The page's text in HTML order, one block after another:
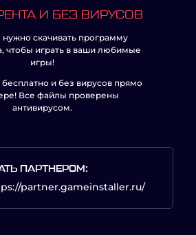
И БЕЗ ВИРУСОВ
нужно скачивать программу
чтобы играть в ваши любимые
игры!
бесплатно и без вирусов прямо
Все файлы проверены
антивирусом.
ПАРТНЕРОМ:
partner.gameinstaller.ru/